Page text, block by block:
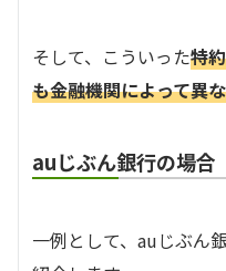
そして、こういった特
も金融機関によって異
auじぶん銀行の場合
一例として、auじぶん